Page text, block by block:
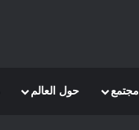
مجتمع حول العالم